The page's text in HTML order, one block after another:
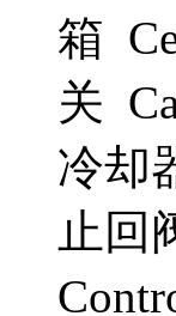
箱
关
冷却
止回